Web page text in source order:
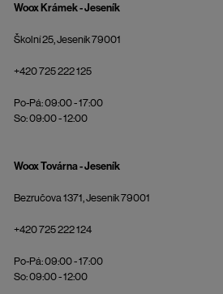
Woox Krámek - Jeseník
Školní 25, Jeseník 79001
+420 725 222 125
Po-Pá: 09:00 - 17:00
So: 09:00 - 12:00
Woox Továrna - Jeseník
Bezručova 1371, Jeseník 79001
+420 725 222 124
Po-Pá: 09:00 - 17:00
So: 09:00 - 12:00